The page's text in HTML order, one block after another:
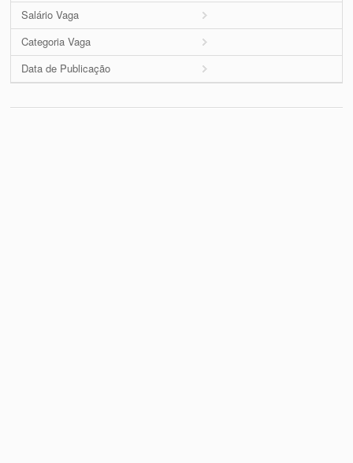
Salário Vaga
Categoria Vaga
Data de Publicação